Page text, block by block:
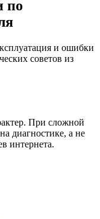
по
и ошибки
советов из
При сложной
диагностике, а не
интернета.